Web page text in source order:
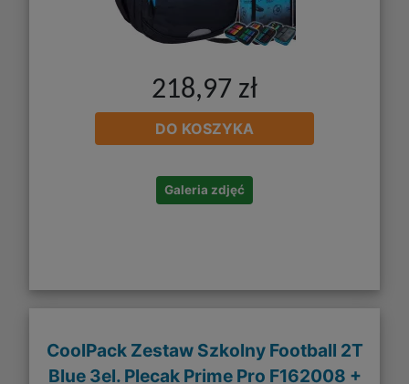
218,97 zł
DO KOSZYKA
Galeria zdjęć
CoolPack Zestaw Szkolny Football 2T
Blue 3el. Plecak Prime Pro F162008 +